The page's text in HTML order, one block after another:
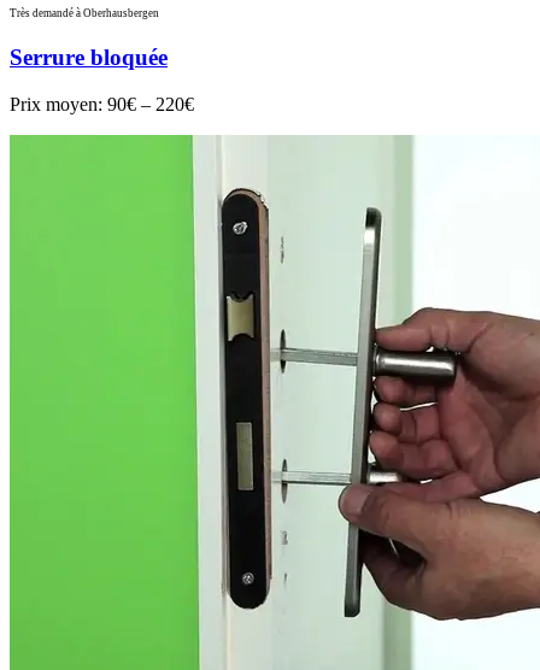
Très demandé à Oberhausbergen
Serrure bloquée
Prix moyen: 90€ – 220€